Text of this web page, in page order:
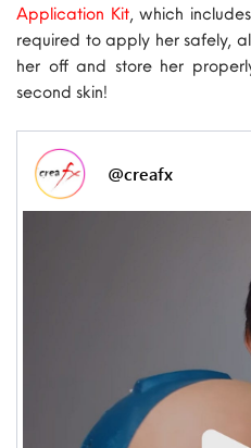
Application Kit, which
required to apply her safely,
her off and store her
second skin!